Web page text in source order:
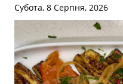
Субота, 8 Серпня, 2026